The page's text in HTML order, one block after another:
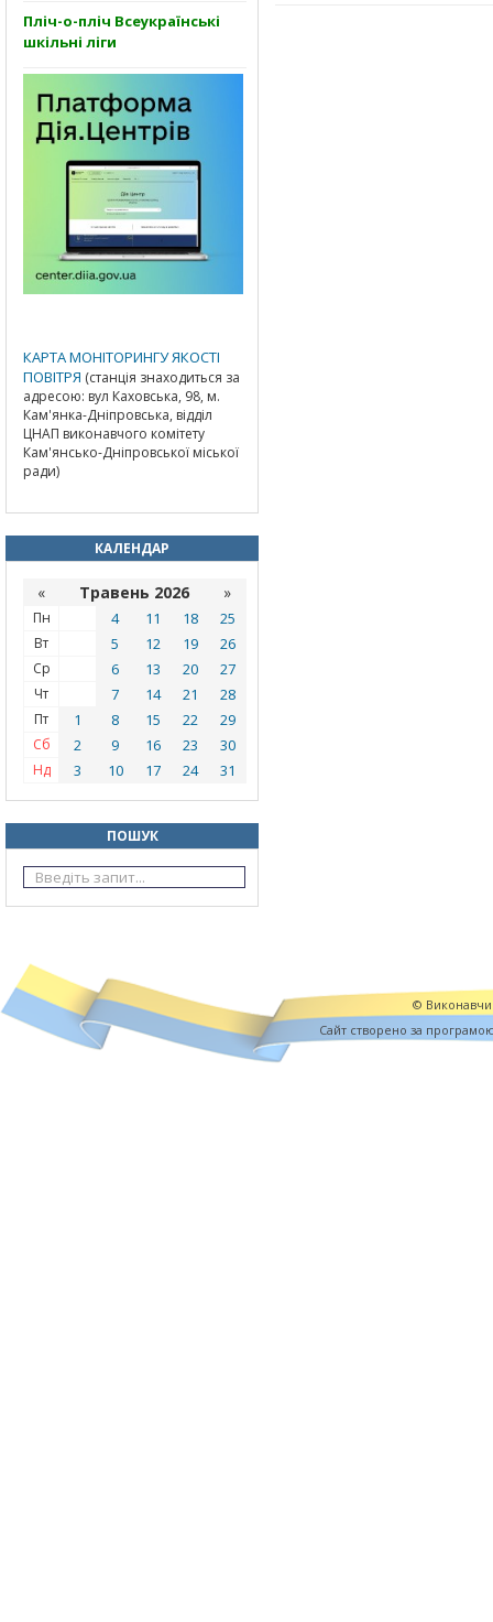
Пліч-о-пліч Всеукраїнські
шкільні ліги
КАРТА МОНІТОРИНГУ ЯКОСТІ
ПОВІТРЯ (станція знаходиться за
адресою: вул Каховська, 98, м.
Кам'янка-Дніпровська, відділ
ЦНАП виконавчого комітету
Кам'янсько-Дніпровської міської
ради)
КАЛЕНДАР
« Травень 2026 »
Пн 4 11 18 25
Вт 5 12 19 26
Ср 6 13 20 27
Чт 7 14 21 28
Пт 1 8 15 22 29
Сб 2 9 16 23 30
Нд 3 10 17 24 31
ПОШУК
©
Cайт створено за